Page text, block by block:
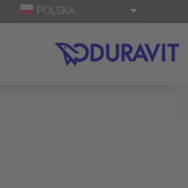
POLSKA